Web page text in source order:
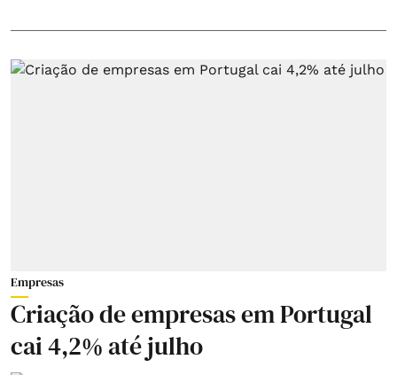
Empresas
Criação de empresas em Portugal
cai 4,2% até julho